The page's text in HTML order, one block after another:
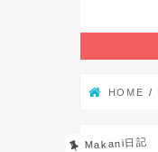
HOME
Makani日記